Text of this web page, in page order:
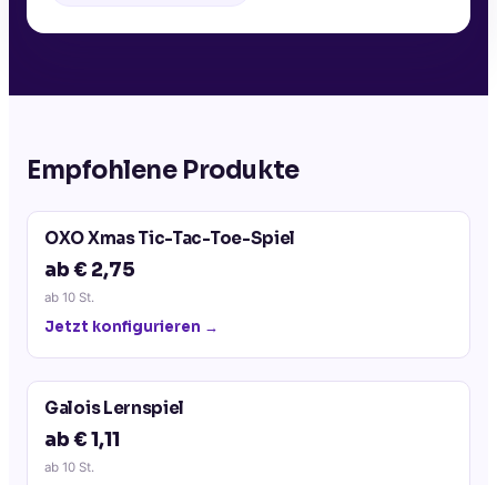
Empfohlene Produkte
OXO Xmas Tic-Tac-Toe-Spiel
ab € 2,75
ab 10 St.
Jetzt konfigurieren →
Galois Lernspiel
ab € 1,11
ab 10 St.